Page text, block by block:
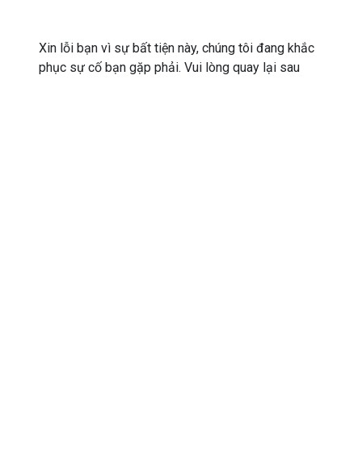
Xin lỗi bạn vì sự bất tiện này, chúng tôi đang khắc
phục sự cố bạn gặp phải. Vui lòng quay lại sau